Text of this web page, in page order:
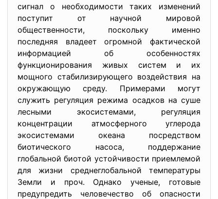
сигнал о необходимости таких изменений
поступит от научной мировой
общественности, поскольку именно
последняя владеет огромной фактической
информацией об особенностях
функционирования живых систем и их
мощного стабилизирующего воздействия на
окружающую среду. Примерами могут
служить регуляция режима осадков на суше
лесными экосистемами, регуляция
концентрации атмосферного углерода
экосистемами океана посредством
биотического насоса, поддержание
глобальной биотой устойчивости приемлемой
для жизни среднеглобальной температуры
Земли и проч. Однако ученые, готовые
предупредить человечество об опасности